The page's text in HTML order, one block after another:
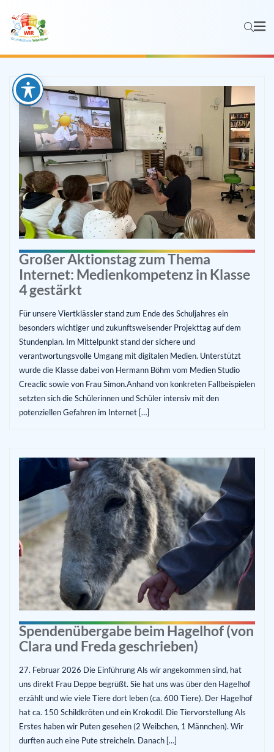
Großer Aktionstag zum Thema
Internet: Medienkompetenz in Klasse
4 gestärkt
Für unsere Viertklässler stand zum Ende des Schuljahres ein
besonders wichtiger und zukunftsweisender Projekttag auf dem
Stundenplan. Im Mittelpunkt stand der sichere und
verantwortungsvolle Umgang mit digitalen Medien. Unterstützt
wurde die Klasse dabei von Hermann Böhm vom Medien Studio
Creaclic sowie von Frau Simon.Anhand von konkreten Fallbeispielen
setzten sich die Schülerinnen und Schüler intensiv mit den
potenziellen Gefahren im Internet […]
Spendenübergabe beim Hagelhof (von
Clara und Freda geschrieben)
27. Februar 2026 Die Einführung Als wir angekommen sind, hat
uns direkt Frau Deppe begrüßt. Sie hat uns was über den Hagelhof
erzählt und wie viele Tiere dort leben (ca. 600 Tiere). Der Hagelhof
hat ca. 150 Schildkröten und ein Krokodil. Die Tiervorstellung Als
Erstes haben wir Puten gesehen (2 Weibchen, 1 Männchen). Wir
durften auch eine Pute streicheln. Danach […]